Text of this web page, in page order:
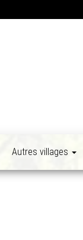
Autres villages